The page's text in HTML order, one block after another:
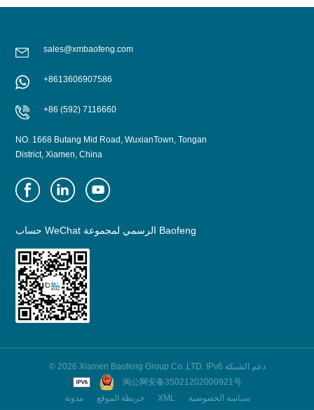
sales@xmbaofeng.com
+8613606907586
+86 (592) 7116660
NO. 1668 Butang Mid Road, WuxianTown, Tongan
District, Xiamen, China
حساب WeChat الرسمي لمجموعة Baofeng
© 2026 Xiamen Baofeng Group Co.,LTD. IPv6 دعم الشبكة
闽公网安备35021202000921号
مدونة
خريطة الموقع XML سياسة الخصوصية